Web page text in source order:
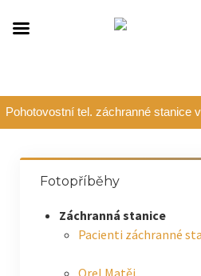
Pohotovostní tel. záchranné stanice
Fotopříběhy
Záchranná stanice
Pacienti záchranné
Orel Matěj